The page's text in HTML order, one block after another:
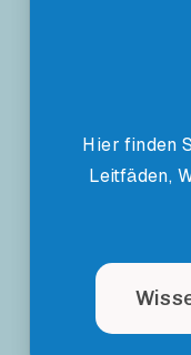
Hier finden
Leitfäden,